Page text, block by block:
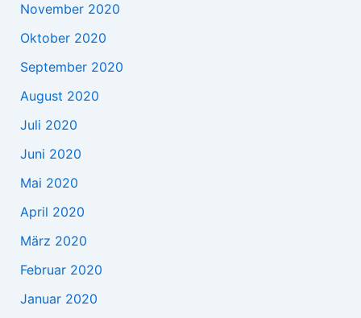
November 2020
Oktober 2020
September 2020
August 2020
Juli 2020
Juni 2020
Mai 2020
April 2020
März 2020
Februar 2020
Januar 2020